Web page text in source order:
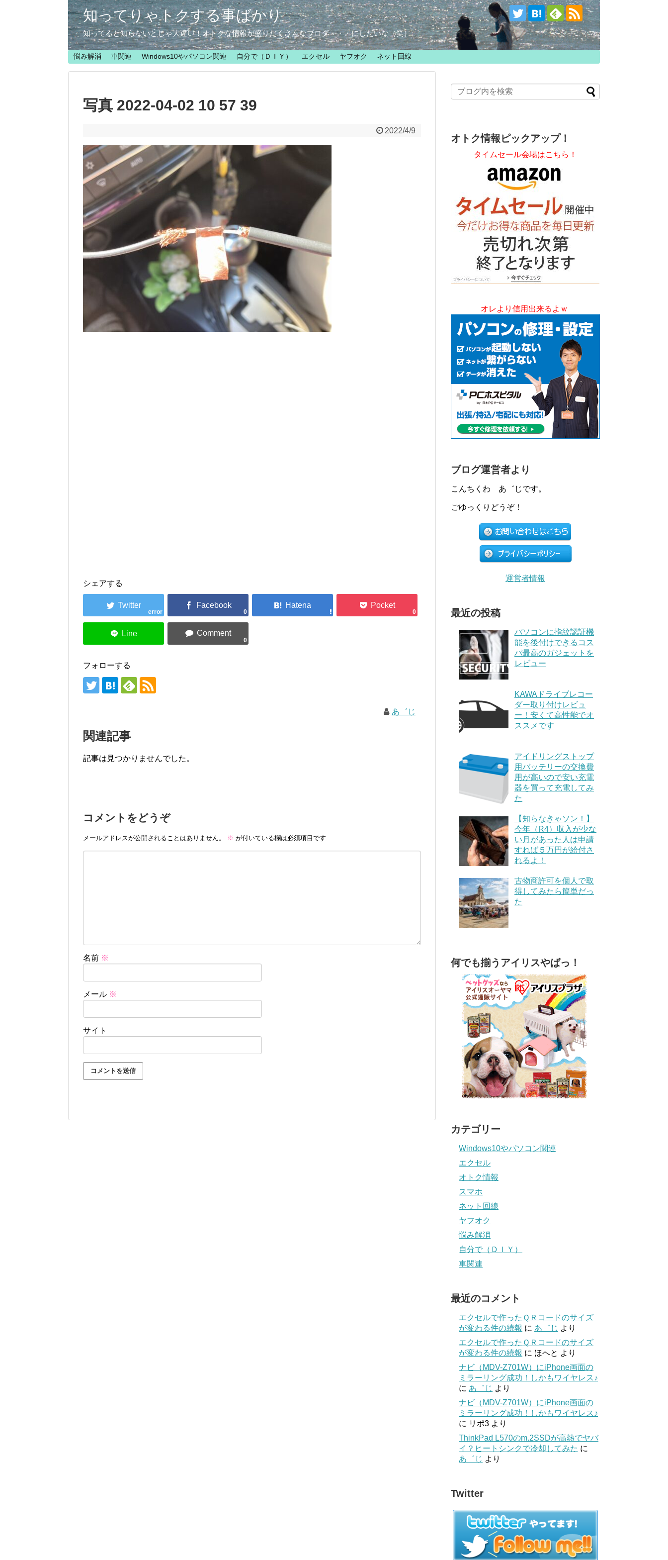
知ってりゃトクする事ばかり
知ってると知らないとじゃ大違い！オトクな情報が盛りだくさんなブログ・・・にしたいな（笑）
悩み解消 車関連 Windows10やパソコン関連 自分で（ＤＩＹ） エクセル ヤフオク ネット回線
写真 2022-04-02 10 57 39
2022/4/9
シェアする
error 0 0
0
フォローする
あ゛じ
関連記事
記事は見つかりませんでした。
コメントをどうぞ
メールアドレスが公開されることはありません。 ※ が付いている欄は必須項目です
名前 ※
メール ※
サイト
オトク情報ピックアップ！
タイムセール会場はこちら！
オレより信用出来るよｗ
ブログ運営者より
こんちくわ あ゛じです。
ごゆっくりどうぞ！
運営者情報
最近の投稿
パソコンに指紋認証機
能を後付けできるコス
パ最高のガジェットを
レビュー
KAWAドライブレコー
ダー取り付けレビュ
ー！安くて高性能でオ
ススメです
アイドリングストップ
用バッテリーの交換費
用が高いので安い充電
器を買って充電してみ
た
【知らなきゃソン！】
今年（R4）収入が少な
い月があった人は申請
すれば５万円が給付さ
れるよ！
古物商許可を個人で取
得してみたら簡単だっ
た
何でも揃うアイリスやばっ！
カテゴリー
Windows10やパソコン関連
エクセル
オトク情報
スマホ
ネット回線
ヤフオク
悩み解消
自分で（ＤＩＹ）
車関連
最近のコメント
エクセルで作ったＱＲコードのサイズ
が変わる件の続報 に あ゛じ より
エクセルで作ったＱＲコードのサイズ
が変わる件の続報 に ほへと より
ナビ（MDV-Z701W）にiPhone画面の
ミラーリング成功！しかもワイヤレス♪
に あ゛じ より
ナビ（MDV-Z701W）にiPhone画面の
ミラーリング成功！しかもワイヤレス♪
に リポ3 より
ThinkPad L570のm.2SSDが高熱でヤバ
イ？ヒートシンクで冷却してみた に
あ゛じ より
Twitter